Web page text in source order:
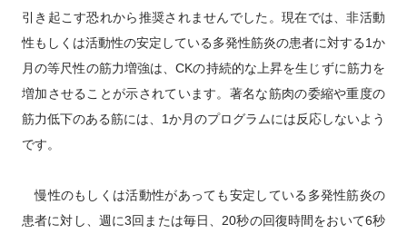
引き起こす恐れから推奨されませんでした。現在では、非活動
性もしくは活動性の安定している多発性筋炎の患者に対する1か
月の等尺性の筋力増強は、CKの持続的な上昇を生じずに筋力を
増加させることが示されています。著名な筋肉の委縮や重度の
筋力低下のある筋には、 1か月のプログラムには反応しないよう
です。
慢性のもしくは活動性があっても安定している多発性筋炎の
患者に対し、週に3回または毎日、 20秒の回復時間をおいて6秒